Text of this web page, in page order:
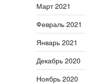
Март 2021
Февраль 2021
Январь 2021
Декабрь 2020
Ноябрь 2020